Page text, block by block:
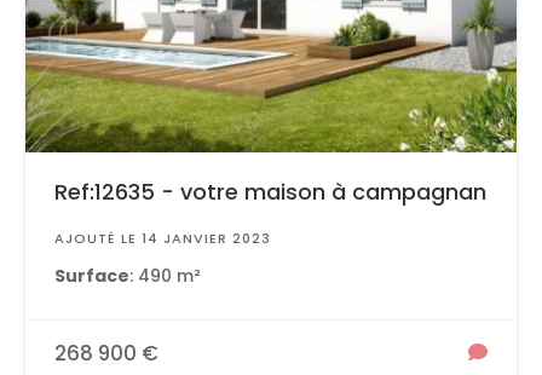
Ref:12635 - votre maison à campagnan
AJOUTÉ LE 14 JANVIER 2023
Surface: 490 m²
268 900 €